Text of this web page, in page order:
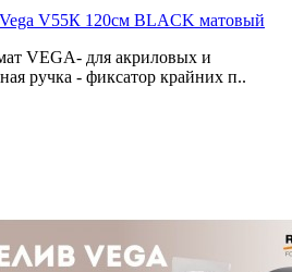
V55К 120см BLACK матовый
VEGA- для акриловых и
ручка - фиксатор крайних п..